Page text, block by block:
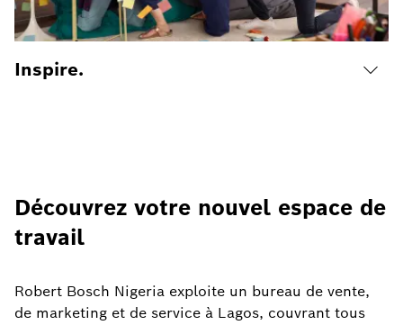
Inspire.
Découvrez votre nouvel espace de
travail
Robert Bosch Nigeria exploite un bureau de vente,
de marketing et de service à Lagos, couvrant tous